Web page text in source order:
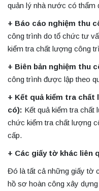
quản lý nhà nước có thẩm
+ Báo cáo nghiệm thu
công trình do tổ chức tư
kiểm tra chất lượng công
+ Biên bản nghiệm thu
công trình được lập theo
+ Kết quả kiểm tra
có): Kết quả kiểm tra
chức kiểm tra chất lượng
cấp.
+ Các giấy tờ khác liên
Đó là tất cả những giấy tờ
hồ sơ hoàn công xây